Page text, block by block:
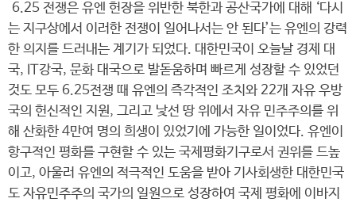
6.25 전쟁은 유엔 헌장을 위반한 북한과 공산국가에 대해 ‘다시
는 지구상에서 이러한 전쟁이 일어나서는 안 된다’는 유엔의 강력
한 의지를 드러내는 계기가 되었다. 대한민국이 오늘날 경제 대
국, IT강국, 문화 대국으로 발돋움하며 빠르게 성장할 수 있었던
것도 모두 6.25전쟁 때 유엔의 즉각적인 조치와 22개 자유 우방
국의 헌신적인 지원, 그리고 낯선 땅 위에서 자유 민주주의를 위
해 산화한 4만여 명의 희생이 있었기에 가능한 일이었다. 유엔이
항구적인 평화를 구현할 수 있는 국제평화기구로서 권위를 드높
이고, 아울러 유엔의 적극적인 도움을 받아 기사회생한 대한민국
도 자유민주주의 국가의 일원으로 성장하여 국제 평화에 이바지